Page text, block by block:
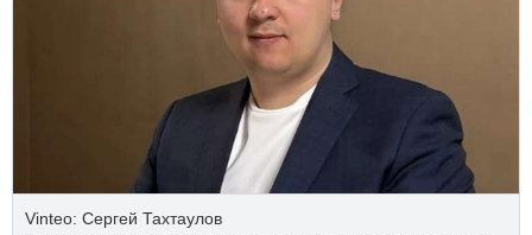
Vinteo: Сергей Тахтаулов